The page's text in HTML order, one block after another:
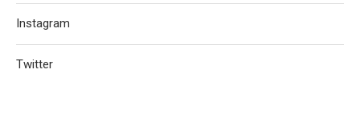
Instagram
Twitter